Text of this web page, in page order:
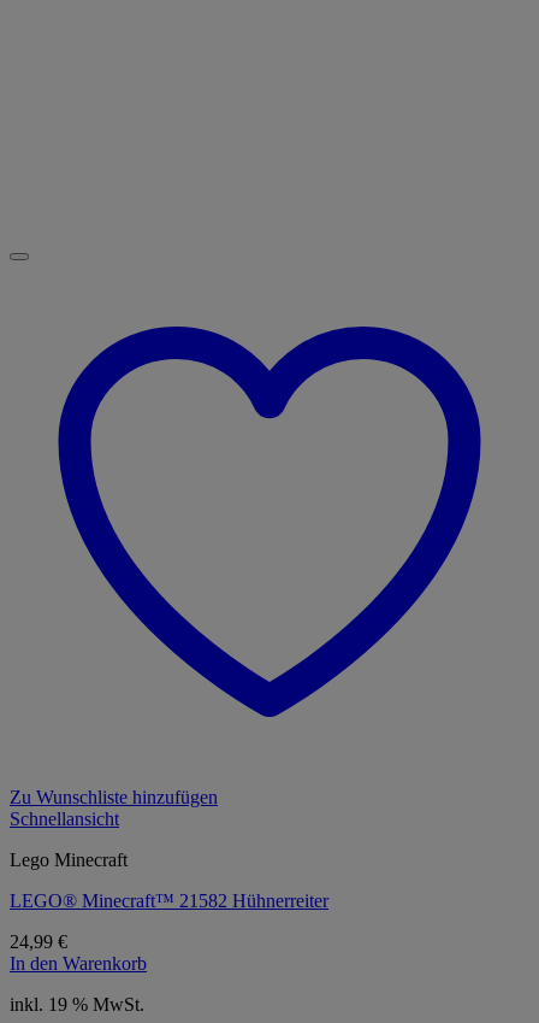
Zu Wunschliste hinzufügen
Schnellansicht
Lego Minecraft
LEGO® Minecraft™ 21582 Hühnerreiter
24,99 €
In den Warenkorb
inkl. 19 % MwSt.